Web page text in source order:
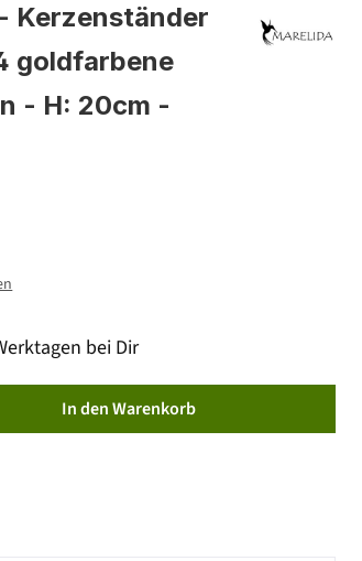
Kerzenständer
goldfarbene
- H: 20cm -
bei Dir
In den Warenkorb